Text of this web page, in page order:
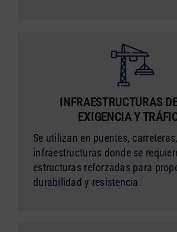
INFRAESTRUCTURAS
EXIGENCIA Y
Se utilizan en puentes,
infraestructuras donde se
estructuras reforzadas para
durabilidad y resistencia.